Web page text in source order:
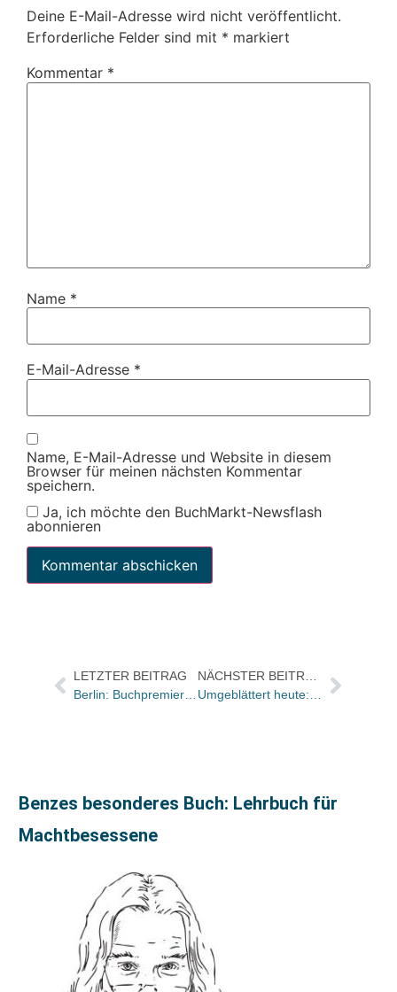
Deine E-Mail-Adresse wird nicht veröffentlicht.
Erforderliche Felder sind mit * markiert
Kommentar *
Name *
E-Mail-Adresse *
Name, E-Mail-Adresse und Website in diesem
Browser für meinen nächsten Kommentar
speichern.
Ja, ich möchte den BuchMarkt-Newsflash
abonnieren
LETZTER BEITRAG
Berlin: Buchpremiere der „Biographie des Tagebuchs der Anne Frank“
Benzes besonderes Buch: Lehrbuch für
Machtbesessene